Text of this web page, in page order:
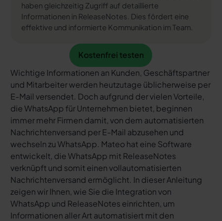
haben gleichzeitig Zugriff auf detaillierte
Informationen in ReleaseNotes. Dies fördert eine
effektive und informierte Kommunikation im Team.
Kostenfrei testen
Kostenfrei testen
Wichtige Informationen an Kunden, Geschäftspartner
und Mitarbeiter werden heutzutage üblicherweise per
E-Mail versendet. Doch aufgrund der vielen Vorteile,
die WhatsApp für Unternehmen bietet, beginnen
immer mehr Firmen damit, von dem automatisierten
Nachrichtenversand per E-Mail abzusehen und
wechseln zu WhatsApp. Mateo hat eine Software
entwickelt, die WhatsApp mit ReleaseNotes
verknüpft und somit einen vollautomatisierten
Nachrichtenversand ermöglicht. In dieser Anleitung
zeigen wir Ihnen, wie Sie die Integration von
WhatsApp und ReleaseNotes einrichten, um
Informationen aller Art automatisiert mit den